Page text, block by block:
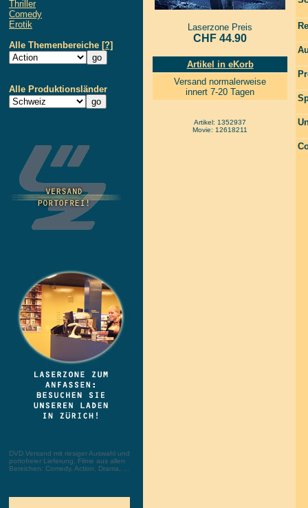
Thriller
Comedy
Erotik
Alle Themenbereiche [?]
Alle Produktionsländer
DVD Versand mit riesiger Auswahl und
portofreier Lieferung. Filme aus allen
Bereichen: Comedy, Action, Drama, ...
Laserzone Preis
CHF 44.90
Artikel in eKorb
Versand normalerweise
innert 7-20 Tagen
Artikel: 1352937
Movie: 12618211